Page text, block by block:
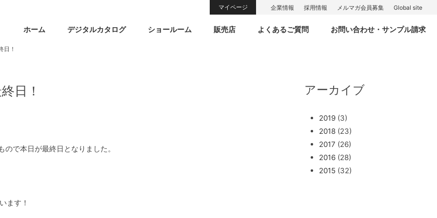
マイページ 企業情報 採用情報 メルマガ会員募集 Global site
ホーム デジタルカタログ ショールーム 販売店 よくあるご質問 お問い合わせ・サンプル請求
！
日！
で本日が最終日となりました。
ます！
アーカイブ
2019 (3)
2018 (23)
2017 (26)
2016 (28)
2015 (32)